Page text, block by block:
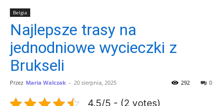
Belgia
Najlepsze trasy na
jednodniowe wycieczki z
Brukseli
Przez Maria Walczak - 20 sierpnia, 2025 0
292
4.5/5 - (2 votes)